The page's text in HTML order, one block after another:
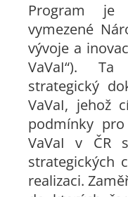
Program je
vymezené
vývoje a
VaVaI“). Ta
strategický
VaVaI, jehož
podmínky
VaVaI v ČR
strategických
realizaci.